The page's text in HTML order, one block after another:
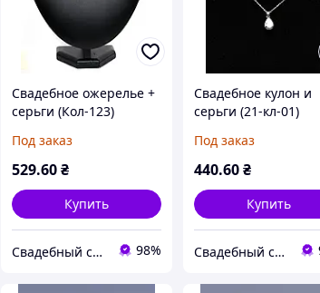
Свадебное ожерелье +
серьги (Кол-123)
Под заказ
529.60₴
Купить
Свадебный салон "ПРИНЦЕССА" 98%
Свадебное кулон и
серьги (21-кл-01)
Под заказ
440.60₴
Купить
Свадебный салон "ПРИНЦЕССА"